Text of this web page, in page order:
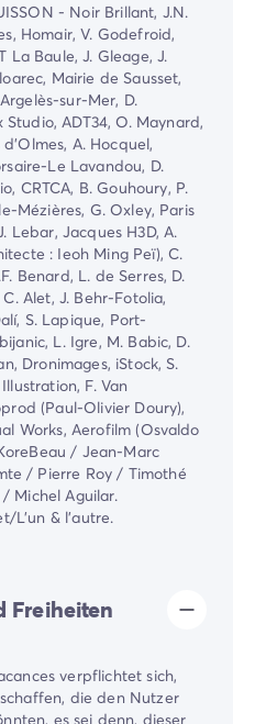
- Noir Brillant, J.N.
Homair, V. Godefroid,
La Baule, J. Gleage, J.
Mairie de Sausset,
sur-Mer, D.
ADT34, O. Maynard,
A. Hocquel,
Le Lavandou, D.
CRTCA, B. Gouhoury, P.
Mézières, G. Oxley, Paris
Lebar, Jacques H3D, A.
: Ieoh Ming Peï), C.
Benard, L. de Serres, D.
Alet, J. Behr-Fotolia,
S. Lapique, Port-
L. Igre, M. Babic, D.
Dronimages, iStock, S.
F. Van
(Paul-Olivier Doury),
Works, Aerofilm (Osvaldo
/ Jean-Marc
/ Pierre Roy / Timothé
Michel Aguilar.
L'un & l'autre.
Freiheiten
verpflichtet sich,
die den Nutzer
es sei denn, dieser